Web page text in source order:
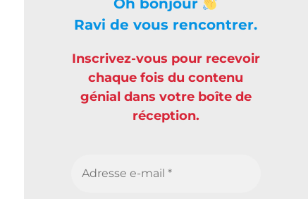
Oh bonjour
Ravi de vous rencontrer.
Inscrivez-vous pour recevoir
chaque fois du contenu
génial dans votre boîte de
réception.